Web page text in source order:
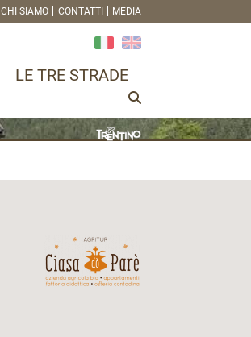
CHI SIAMO CONTATTI MEDIA
LE TRE STRADE